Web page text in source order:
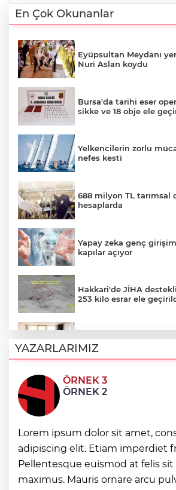
En Çok Okunanlar
Eyüpsultan Meydanı
Nuri Aslan koydu
Bursa'da tarihi eser
sikke ve 18 obje ele
Yelkencilerin zorlu
nefes kesti
688 milyon TL tarımsal
hesaplarda
Yapay zeka genç
kapılar açıyor
Hakkari'de JİHA
253 kilo esrar ele
nezaket ziyareti
İstanbul Maltepe’de
renkli dünyasında
Edirne Keşan’dan
Bursa Tabip Odası:
sığmaz
YAZARLARIMIZ
ÖRNEK 3
ÖRNEK 2
Lorem ipsum dolor sit amet,
adipiscing elit. Etiam imperdiet
Pellentesque euismod at felis
maximus. Mauris ornare arcu